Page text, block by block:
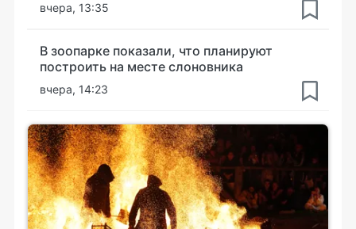
вчера, 13:35
В зоопарке показали, что планируют
построить на месте слоновника
вчера, 14:23